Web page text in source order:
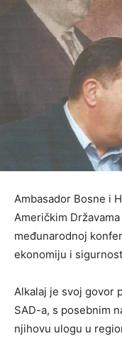
Ambasador Bosne i
Američkim
međunarodnoj
ekonomiju i
Alkalaj je svoj govor
SAD-a, s posebnim
njihovu ulogu u